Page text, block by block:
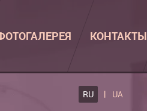
КОНТАКТЫ
RU UA
ДОСКИ